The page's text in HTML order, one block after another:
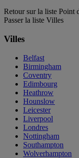
Retour sur la liste Point
Passer la liste Villes
Villes
Belfast
Birmingham
Coventry
Edimbourg
Heathrow
Hounslow
Leicester
Liverpool
Londres
Nottingham
Southampton
Wolverhampton